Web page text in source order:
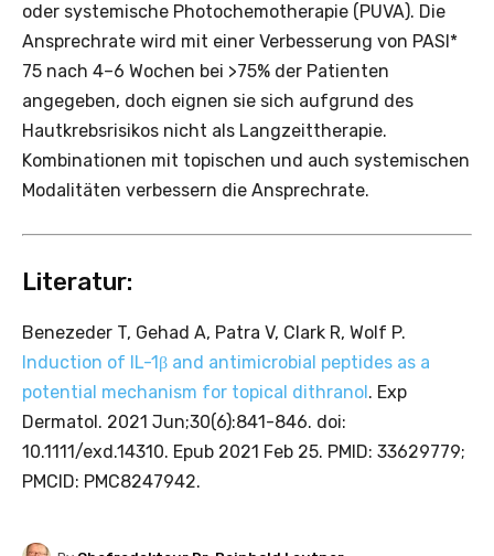
oder systemische Photochemotherapie (PUVA). Die
Ansprechrate wird mit einer Verbesserung von PASI*
75 nach 4–6 Wochen bei >75% der Patienten
angegeben, doch eignen sie sich aufgrund des
Hautkrebsrisikos nicht als Langzeittherapie.
Kombinationen mit topischen und auch systemischen
Modalitäten verbessern die Ansprechrate.
Literatur:
Benezeder T, Gehad A, Patra V, Clark R, Wolf P.
Induction of IL-1β and antimicrobial peptides as a
potential mechanism for topical dithranol . Exp
Dermatol. 2021 Jun;30(6):841-846. doi:
10.1111/exd.14310. Epub 2021 Feb 25. PMID: 33629779;
PMCID: PMC8247942.